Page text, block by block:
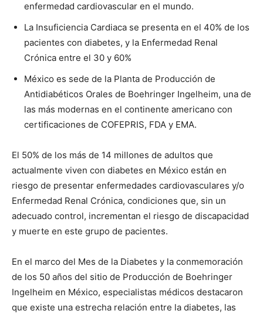
enfermedad cardiovascular en el mundo.
La Insuficiencia Cardiaca se presenta en el 40% de los
pacientes con diabetes, y la Enfermedad Renal
Crónica entre el 30 y 60%
México es sede de la Planta de Producción de
Antidiabéticos Orales de Boehringer Ingelheim, una de
las más modernas en el continente americano con
certificaciones de COFEPRIS, FDA y EMA.
El 50% de los más de 14 millones de adultos que
actualmente viven con diabetes en México están en
riesgo de presentar enfermedades cardiovasculares y/o
Enfermedad Renal Crónica, condiciones que, sin un
adecuado control, incrementan el riesgo de discapacidad
y muerte en este grupo de pacientes.
En el marco del Mes de la Diabetes y la conmemoración
de los 50 años del sitio de Producción de Boehringer
Ingelheim en México, especialistas médicos destacaron
que existe una estrecha relación entre la diabetes, las